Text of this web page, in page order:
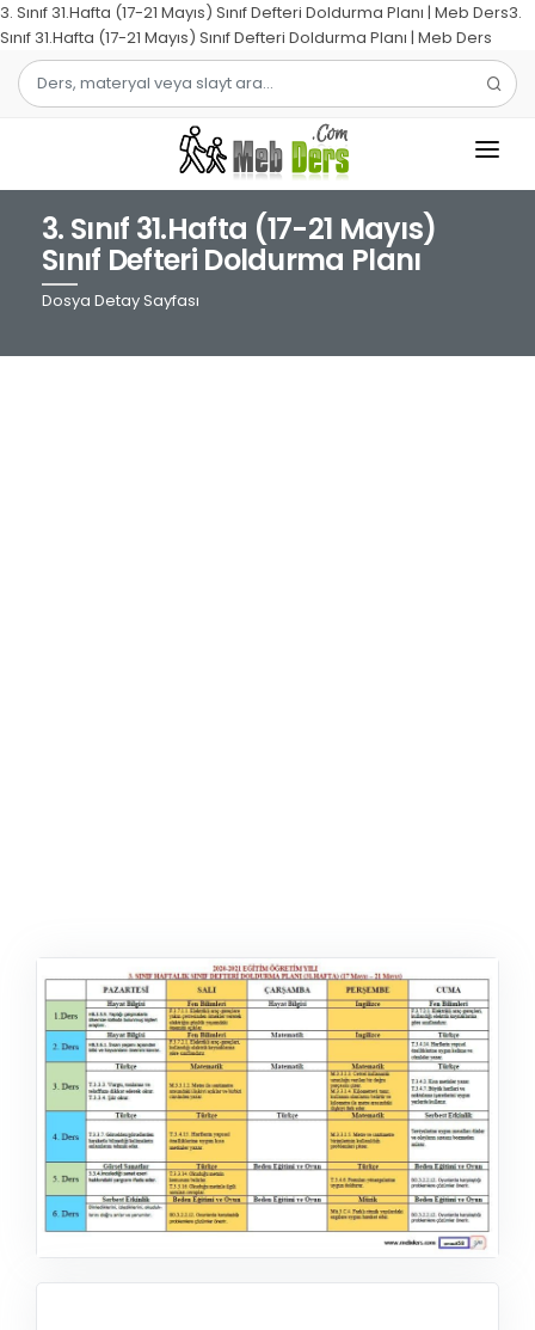
3. Sınıf 31.Hafta (17-21 Mayıs) Sınıf Defteri Doldurma Planı | Meb Ders3.
Sınıf 31.Hafta (17-21 Mayıs) Sınıf Defteri Doldurma Planı | Meb Ders
1.SINIF
2.SINIF
3. Sınıf 31.Hafta (17-21 Mayıs)
Sınıf Defteri Doldurma Planı
Dosya Detay Sayfası